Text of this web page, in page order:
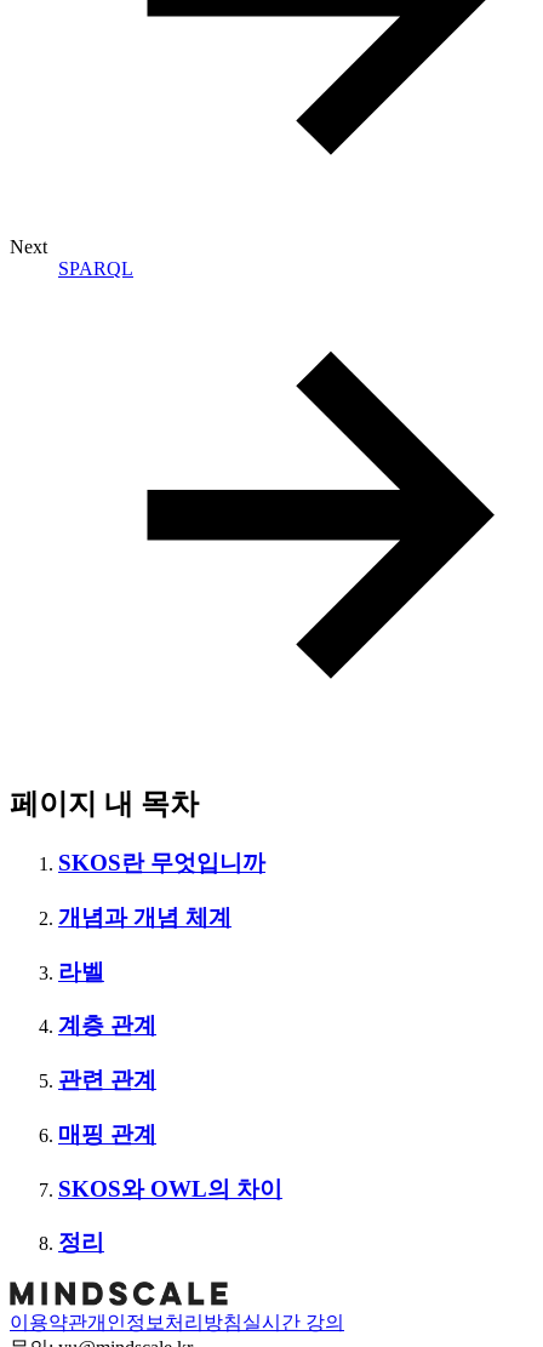
Next
SPARQL
페이지 내 목차
SKOS란 무엇입니까
개념과 개념 체계
라벨
계층 관계
관련 관계
매핑 관계
SKOS와 OWL의 차이
정리
이용약관개인정보처리방침실시간 강의